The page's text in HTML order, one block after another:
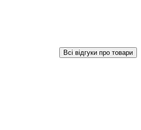
Всі відгуки про товари